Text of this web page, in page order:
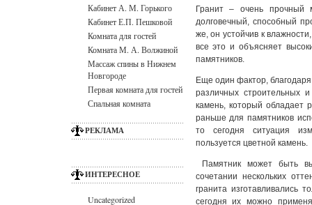
Кабинет А. М. Горького
Кабинет Е.П. Пешковой
Комната для гостей
Комната М. А. Волжиной
Массаж спины в Нижнем
Новгороде
Первая комната для гостей
Спальная комната
РЕКЛАМА
ИНТЕРЕСНОЕ
Uncategorized
Гранит – очень прочный
долговечный, способный
же, он устойчив к
все это и объясняет
памятников.
Еще один фактор, благодаря
различных строительных
камень, который обладает
раньше для памятников
то сегодня ситуация
пользуется цветной камень.
Памятник может быть
сочетании нескольких
гранитаизготавливались
сегодня их можно